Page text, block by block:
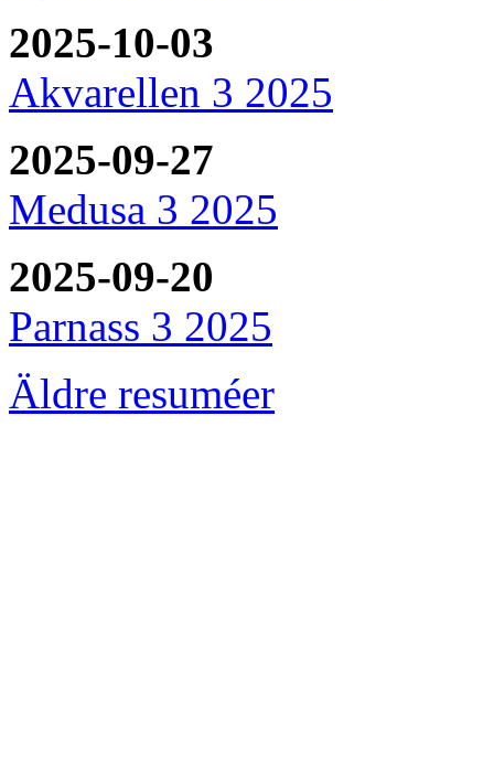
2025-10-03
Akvarellen 3 2025
2025-09-27
Medusa 3 2025
2025-09-20
Parnass 3 2025
Äldre resuméer